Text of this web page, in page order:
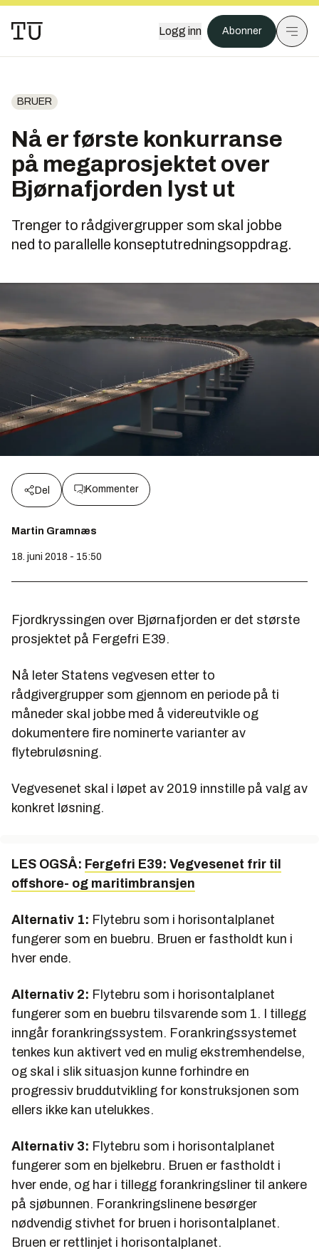
Logg inn Abonner
BRUER
Nå er første konkurranse
på megaprosjektet over
Bjørnafjorden lyst ut
Trenger to rådgivergrupper som skal jobbe
ned to parallelle konseptutredningsoppdrag.
Del Kommenter
Martin Gramnæs
18. juni 2018 - 15:50
Fjordkryssingen over Bjørnafjorden er det største
prosjektet på Fergefri E39.
Nå leter Statens vegvesen etter to
rådgivergrupper som gjennom en periode på ti
måneder skal jobbe med å videreutvikle og
dokumentere fire nominerte varianter av
flytebruløsning.
Vegvesenet skal i løpet av 2019 innstille på valg av
konkret løsning.
LES OGSÅ: Fergefri E39: Vegvesenet frir til
offshore- og maritimbransjen
Alternativ 1: Flytebru som i horisontalplanet
fungerer som en buebru. Bruen er fastholdt kun i
hver ende.
Alternativ 2: Flytebru som i horisontalplanet
fungerer som en buebru tilsvarende som 1. I tillegg
inngår forankringssystem. Forankringssystemet
tenkes kun aktivert ved en mulig ekstremhendelse,
og skal i slik situasjon kunne forhindre en
progressiv bruddutvikling for konstruksjonen som
ellers ikke kan utelukkes.
Alternativ 3: Flytebru som i horisontalplanet
fungerer som en bjelkebru. Bruen er fastholdt i
hver ende, og har i tillegg forankringsliner til ankere
på sjøbunnen. Forankringslinene besørger
nødvendig stivhet for bruen i horisontalplanet.
Bruen er rettlinjet i horisontalplanet.